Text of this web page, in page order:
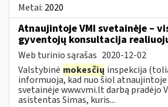
Metai: 2020
Atnaujintoje VMI svetainėje –
gyventojų konsultacija
Web turinio sąrašas 2020-12-02
Valstybinė mokesčių inspekcija
informuoja, kad nuo šiol
svetainėje www.vmi.lt darbą pradėjo
asistentas Simas, kuris...